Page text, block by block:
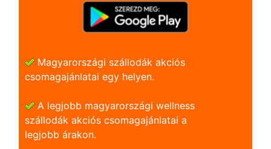
Magyarországi szállodák akciós
csomagajánlatai egy helyen.
A legjobb magyarországi wellness
szállodák akciós csomagajánlatai a
legjobb árakon.